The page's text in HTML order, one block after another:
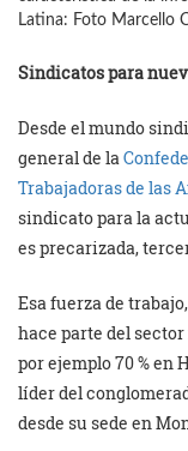
Latina: Foto Marcello
Sindicatos para
Desde el mundo
general de la
Trabajadoras de las
sindicato para la
es precarizada,
Esa fuerza de
hace parte del
por ejemplo 70 % en
líder del
desde su sede en